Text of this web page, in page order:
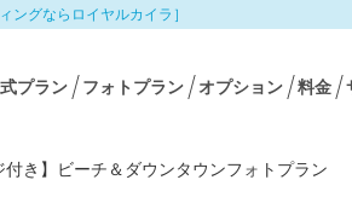
ングならロイヤルカイラ］
プラン フォトプラン オプション 料金
付き】ビーチ＆ダウンタウンフォトプラン